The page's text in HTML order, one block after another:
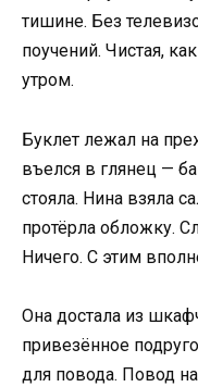
тишине. Без
поучений. Чистая,
утром.
Буклет лежал на
въелся в глянец —
стояла. Нина взяла
протёрла обложку.
Ничего. С этим
Она достала из
привезённое
для повода. Повод